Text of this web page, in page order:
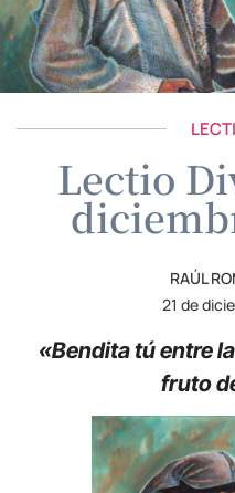
Lectio
RAÚL
21 de
«Bendita tú entre
fruto